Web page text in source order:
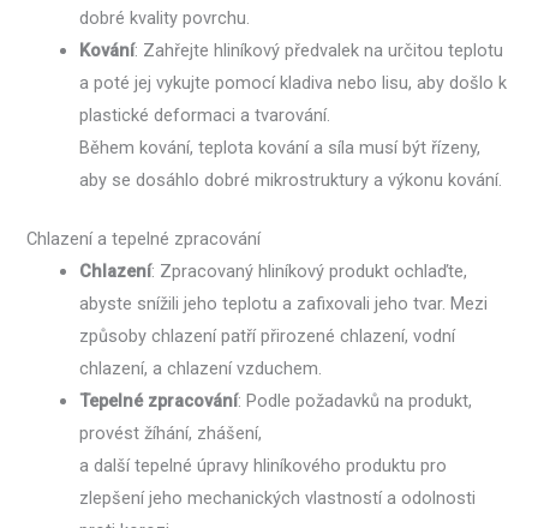
dobré kvality povrchu.
Kování: Zahřejte hliníkový předvalek na určitou teplotu
a poté jej vykujte pomocí kladiva nebo lisu, aby došlo k
plastické deformaci a tvarování.
Během kování, teplota kování a síla musí být řízeny,
aby se dosáhlo dobré mikrostruktury a výkonu kování.
Chlazení a tepelné zpracování
Chlazení: Zpracovaný hliníkový produkt ochlaďte,
abyste snížili jeho teplotu a zafixovali jeho tvar. Mezi
způsoby chlazení patří přirozené chlazení, vodní
chlazení, a chlazení vzduchem.
Tepelné zpracování: Podle požadavků na produkt,
provést žíhání, zhášení,
a další tepelné úpravy hliníkového produktu pro
zlepšení jeho mechanických vlastností a odolnosti